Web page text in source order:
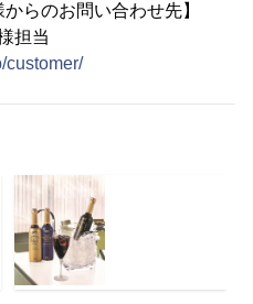
らのお問い合わせ先】
担当
customer/